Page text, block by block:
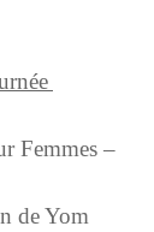
Femmes –
de Yom